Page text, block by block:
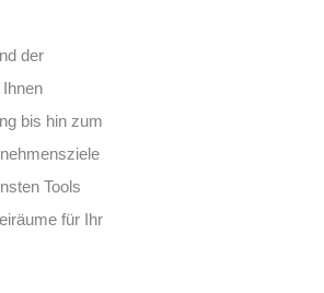
der
bis hin zum
Tools
für Ihr